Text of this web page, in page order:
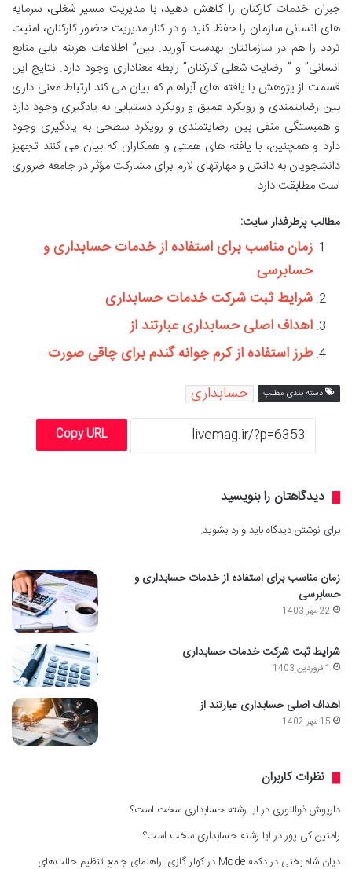
جبران خدمات کارکنان را کاهش دهید، با مدیریت مسیر شغلی، سرمایه
های انسانی سازمان را حفظ کنید و در کنار مدیریت حضور کارکنان، امنیت
تردد را هم در سازمانتان بهدست آورید. بین” اطلاعات هزینه یابی منابع
انسانی” و ” رضایت شغلی کارکنان” رابطه معناداری وجود دارد. نتایج این
قسمت از پژوهش با یافته های آبراهام که بیان می کند ارتباط معنی داری
بین رضایتمندی و رویکرد عمیق و رویکرد دستیابی به یادگیری وجود دارد
و همبستگی منفی بین رضایتمندی و رویکرد سطحی به یادگیری وجود
دارد و همچنین، با یافته های همتی و همکاران که بیان می کنند تجهیز
دانشجویان به دانش و مهارتهای لازم برای مشارکت مؤثر در جامعه ضروری
است مطابقت دارد.
مطالب پرطرفدار سایت:
زمان مناسب برای استفاده از خدمات حسابداری و
حسابرسی
شرایط ثبت شرکت خدمات حسابداری
اهداف اصلی حسابداری عبارتند از
طرز استفاده از کرم جوانه گندم برای چاقی صورت
دسته بندی مطلب حسابداری
Copy URL
دیدگاهتان را بنویسید
برای نوشتن دیدگاه بایدوارد بشوید.
زمان مناسب برای استفاده از خدمات حسابداری و
حسابرسی
22 مهر 1403
شرایط ثبت شرکت خدمات حسابداری
1 فروردین 1403
اهداف اصلی حسابداری عبارتند از
15 مهر 1402
نظرات کاربران
داریوش ذوالنوری درآیا رشته حسابداری سخت است؟
رامتین کی پوردرآیا رشته حسابداری سخت است؟
دیان شاه بختی در دکمه Mode در کولر گازی: راهنمای جامع تنظیم حالت‌های